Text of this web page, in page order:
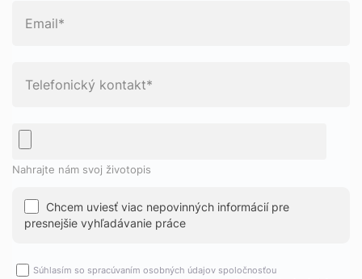
Nahrajte nám svoj životopis
Chcem uviesť viac nepovinných informácií pre
presnejšie vyhľadávanie práce
Súhlasím so spracúvaním osobných údajov spoločnosťou